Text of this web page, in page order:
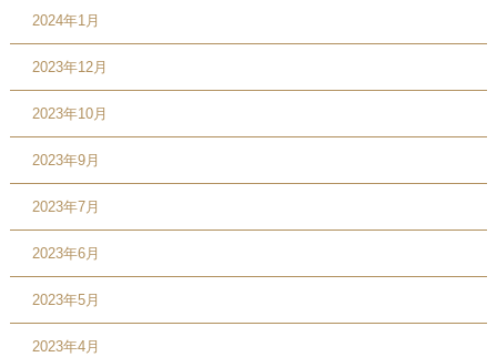
2024年1月
2023年12月
2023年10月
2023年9月
2023年7月
2023年6月
2023年5月
2023年4月